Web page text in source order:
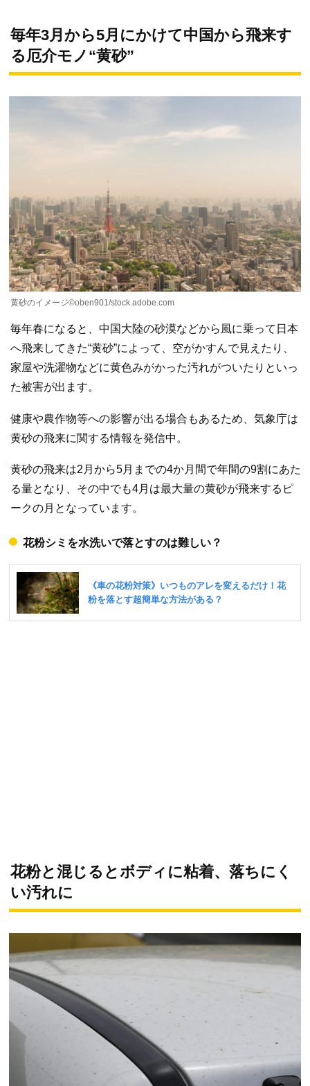
毎年3月から5月にかけて中国から飛来す
る厄介モノ“黄砂”
黄砂のイメージ©oben901/stock.adobe.com
毎年春になると、中国大陸の砂漠などから風に乗って日本
へ飛来してきた“黄砂”によって、空がかすんで見えたり、
家屋や洗濯物などに黄色みがかった汚れがついたりといっ
た被害が出ます。
健康や農作物等への影響が出る場合もあるため、気象庁は
黄砂の飛来に関する情報を発信中。
黄砂の飛来は2月から5月までの4か月間で年間の9割にあた
る量となり、その中でも4月は最大量の黄砂が飛来するピ
ークの月となっています。
花粉シミを水洗いで落とすのは難しい？
花粉と混じるとボディに粘着、落ちにく
い汚れに